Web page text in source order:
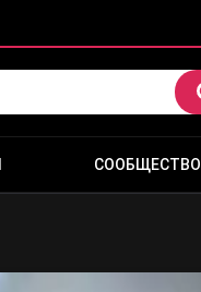
СООБЩЕСТВО